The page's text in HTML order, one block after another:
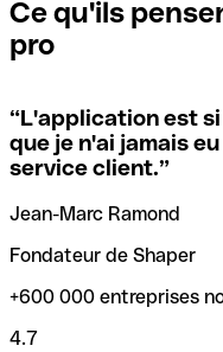
signifie que vous avez
locales.
Si vous n'êtes pas sûr
utiliser, nous avons
codes SWIFT par nom
vérification/recherche
trouver et vérifier vos
transferts d’argent.
Ce qu'ils
pro
“L'application est
que je n'ai jamais
service client.”
Jean-Marc Ramond
Fondateur de Shaper
+600 000 entreprises
4.7